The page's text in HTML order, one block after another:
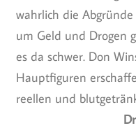
wahrlich die
um Geld und Drogen
es da schwer. Don
Hauptfiguren
reellen und